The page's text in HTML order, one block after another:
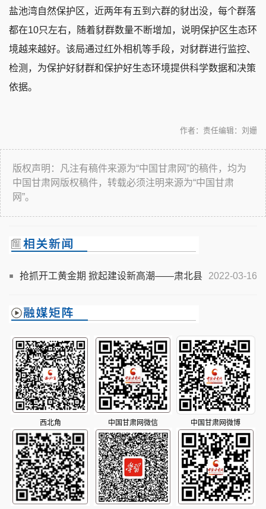
盐池湾自然保护区，近两年有五到六群的豺出没，每个群落
都在10只左右，随着豺群数量不断增加，说明保护区生态环
境越来越好。该局通过红外相机等手段，对豺群进行监控、
检测，为保护好豺群和保护好生态环境提供科学数据和决策
依据。
责任编辑：刘姗
作者：
版权声明：凡注有稿件来源为“中国甘肃网”的稿件，均为
中国甘肃网版权稿件，转载必须注明来源为“中国甘肃
网”。
2022-03-16
抢抓开工黄金期 掀起建设新高潮——肃北县
西北角 中国甘肃网微信 中国甘肃网微博